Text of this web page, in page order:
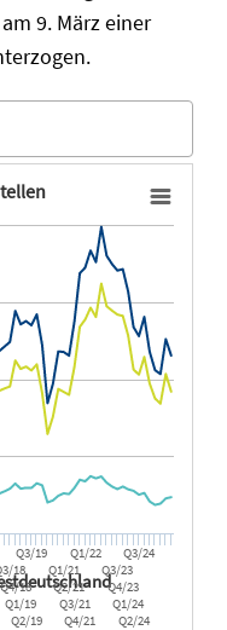
9. März einer
18
Q4/18
Q1/19
Q2/19
Q3/19
Q1/21
Q2/21
Q3/21
Q4/21
Q1/22
Q3/23
Q4/23
Q1/24
Q2/24
Q3/24